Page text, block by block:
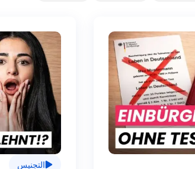
ت
ش
غ التجنيس